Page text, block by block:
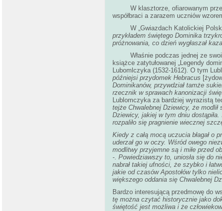
W klasztorze, ofiarowanym
współbraci a zarazem uczniów
W „Gwiazdach Katolickiej
przykładem świętego Dominika
próżnowania, co dzień wygłaszał
Właśnie podczas jednej ze swoich
książce zatytułowanej „Legendy
Lubomlczyka (1532-1612). O tym
późniejsi przydomek Hebracus
Dominikanów, przywdział tamże
rzecznik w sprawach kanonizacji
Lublomczyka za bardziej wyrazistą
tejże Chwalebnej Dziewicy, że
Dziewicy, jakiej w tym dniu
rozpaliło się pragnienie wiecznej
Kiedy z całą mocą uczucia błagał o
uderzał go w oczy. Wśród owego
modlitwy przyjemne są i miłe przed
-. Powiedziawszy to, uniosła się do
nabrał takiej ufności, że szybko i
jakie od czasów Apostołów tylko
większego oddania się Chwalebnej
Bardzo interesującą przedmowę do
tę można czytać historycznie jako
świętość jest możliwa i że